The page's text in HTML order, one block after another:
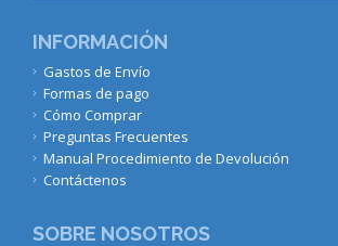
INFORMACIÓN
Gastos de Envío
Formas de pago
Cómo Comprar
Preguntas Frecuentes
Manual Procedimiento de Devolución
Contáctenos
SOBRE NOSOTROS